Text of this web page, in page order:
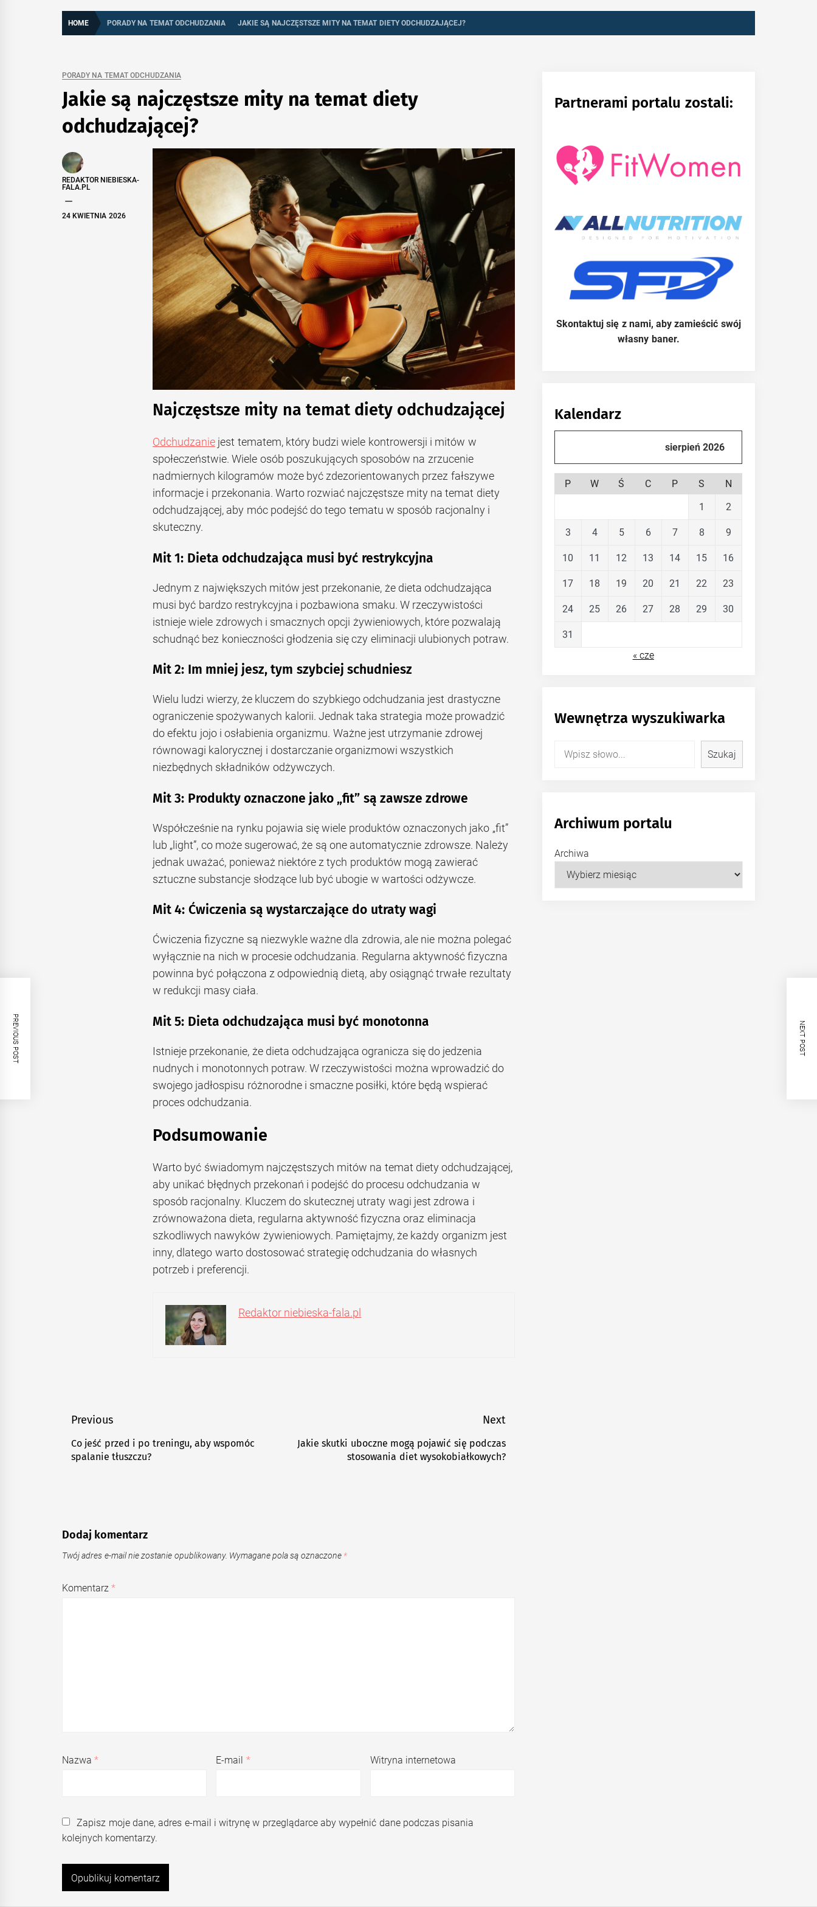
– GOTOWE SPOSOBY
NA ODCHUDZANIE
HOME PORADY NA TEMAT ODCHUDZANIA JAKIE SĄ NAJCZĘSTSZE MITY NA TEMAT DIETY ODCHUDZAJĄCEJ?
PORADY NA TEMAT ODCHUDZANIA
Jakie są najczęstsze mity na temat diety
odchudzającej?
REDAKTOR NIEBIESKA-
FALA.PL
24 KWIETNIA 2026
Najczęstsze mity na temat diety odchudzającej
Odchudzaniejest tematem, który budzi wiele kontrowersji i mitów w
społeczeństwie. Wiele osób poszukujących sposobów na zrzucenie
nadmiernych kilogramów może być zdezorientowanych przez fałszywe
informacje i przekonania. Warto rozwiać najczęstsze mity na temat diety
odchudzającej, aby móc podejść do tego tematu w sposób racjonalny i
skuteczny.
Mit 1: Dieta odchudzająca musi być restrykcyjna
Jednym z największych mitów jest przekonanie, że dieta odchudzająca
musi być bardzo restrykcyjna i pozbawiona smaku. W rzeczywistości
istnieje wiele zdrowych i smacznych opcji żywieniowych, które pozwalają
schudnąć bez konieczności głodzenia się czy eliminacji ulubionych potraw.
Mit 2: Im mniej jesz, tym szybciej schudniesz
Wielu ludzi wierzy, że kluczem do szybkiego odchudzania jest drastyczne
ograniczenie spożywanych kalorii. Jednak taka strategia może prowadzić
do efektu jojo i osłabienia organizmu. Ważne jest utrzymanie zdrowej
równowagi kalorycznej i dostarczanie organizmowi wszystkich
niezbędnych składników odżywczych.
Mit 3: Produkty oznaczone jako „fit” są zawsze zdrowe
Współcześnie na rynku pojawia się wiele produktów oznaczonych jako „fit”
lub „light”, co może sugerować, że są one automatycznie zdrowsze. Należy
jednak uważać, ponieważ niektóre z tych produktów mogą zawierać
sztuczne substancje słodzące lub być ubogie w wartości odżywcze.
Mit 4: Ćwiczenia są wystarczające do utraty wagi
Ćwiczenia fizyczne są niezwykle ważne dla zdrowia, ale nie można polegać
wyłącznie na nich w procesie odchudzania. Regularna aktywność fizyczna
powinna być połączona z odpowiednią dietą, aby osiągnąć trwałe rezultaty
w redukcji masy ciała.
Mit 5: Dieta odchudzająca musi być monotonna
Istnieje przekonanie, że dieta odchudzająca ogranicza się do jedzenia
nudnych i monotonnych potraw. W rzeczywistości można wprowadzić do
swojego jadłospisu różnorodne i smaczne posiłki, które będą wspierać
proces odchudzania.
Podsumowanie
Warto być świadomym najczęstszych mitów na temat diety odchudzającej,
aby unikać błędnych przekonań i podejść do procesu odchudzania w
sposób racjonalny. Kluczem do skutecznej utraty wagi jest zdrowa i
zrównoważona dieta, regularna aktywność fizyczna oraz eliminacja
szkodliwych nawyków żywieniowych. Pamiętajmy, że każdy organizm jest
inny, dlatego warto dostosować strategię odchudzania do własnych
potrzeb i preferencji.
Redaktor niebieska-fala.pl
Nawigacja
wpisu
Previous
Previous
post:
Co jeść przed i po treningu, aby wspomóc
spalanie tłuszczu?
Next
Next
post:
Jakie skutki uboczne mogą pojawić się podczas
stosowania diet wysokobiałkowych?
PREVIOUS POST NEXT POST
Dodaj komentarz
Twój adres e-mail nie zostanie opublikowany. Wymagane pola są oznaczone *
Komentarz*
Nazwa* E-mail * Witryna internetowa
Zapisz moje dane, adres e-mail i witrynę w przeglądarce aby wypełnić dane podczas pisania
kolejnych komentarzy.
Partnerami portalu zostali:
Skontaktuj się z nami, aby zamieścić swój
własny baner.
Kalendarz
sierpień 2026
P W Ś C P S
N
1
2
3 4 5 6 7 8 9
10 11 12 13 14 15 16
17 18 19 20 21 22 23
24 25 26 27 28 29 30
31
« cze
Wewnętrza wyszukiwarka
Szukaj
Szukaj
Archiwum portalu
Archiwa